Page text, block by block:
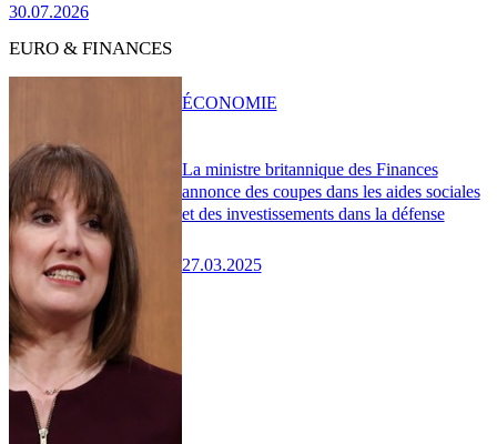
30.07.2026
EURO & FINANCES
La ministre britannique des Finances
annonce des coupes dans les aides sociales
et des investissements dans la défense
27.03.2025
ÉCONOMIE